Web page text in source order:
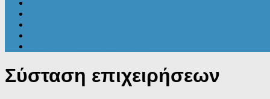
Σύσταση επιχειρήσεων